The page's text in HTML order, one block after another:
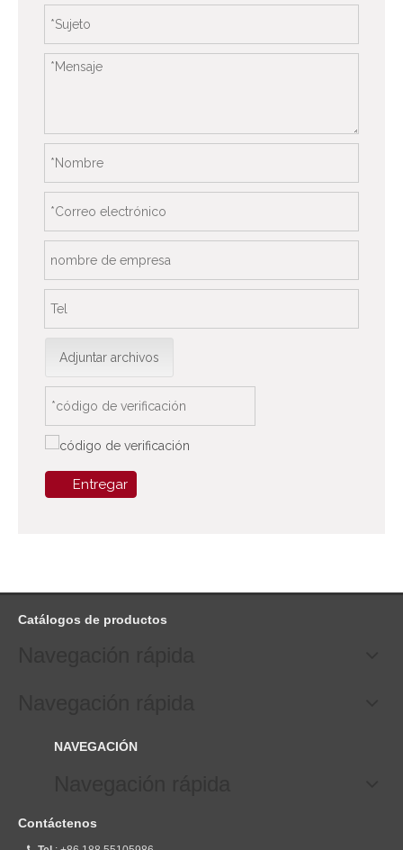
Adjuntar archivos
Entregar
Catálogos de productos
NAVEGACIÓN
Contáctenos